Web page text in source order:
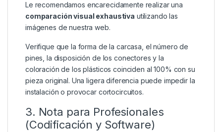
Le recomendamos encarecidamente realizar una
comparación visual exhaustiva utilizando las
imágenes de nuestra web.
Verifique que la forma de la carcasa, el número de
pines, la disposición de los conectores y la
coloración de los plásticos coinciden al 100% con su
pieza original. Una ligera diferencia puede impedir la
instalación o provocar cortocircuitos.
3. Nota para Profesionales
(Codificación y Software)